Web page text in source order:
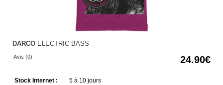
DARCO ELECTRIC BASS
Avis (0) 24.90
Stock Internet :
5 à 10 jours